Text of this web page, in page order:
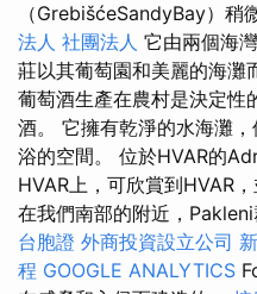
（GrebišćeSandyBay）稍
法人 社團法人 它由兩個海
莊以其葡萄園和美麗的海灘
葡萄酒生產在農村是決定性
酒。 它擁有乾淨的水海灘
浴的空間。 位於HVAR的
HVAR上，可欣賞到HVAR
在我們南部的附近，
台胞證 外商投資設立公司
程 GOOGLE ANALYTICS